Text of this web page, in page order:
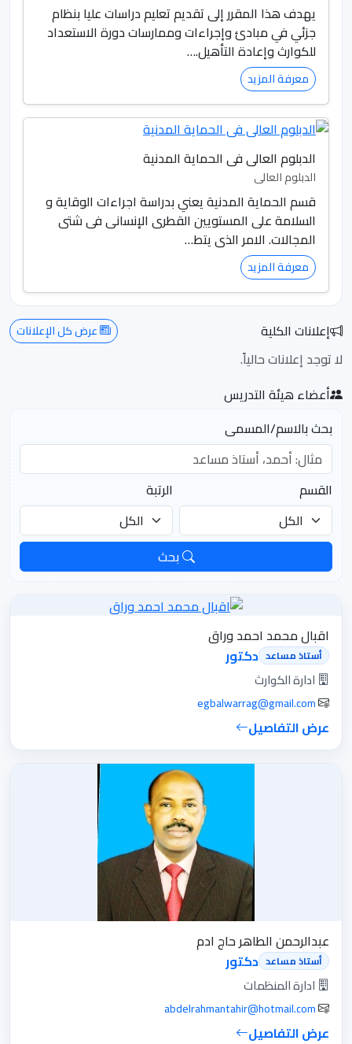
الحماية المدنية والذي يعني
بالسلامة والصحة المهنية. تضم
الكلية نخبة من أعضاء هيئة التدريس
أن من أهم أهداف إنشاء هذه
الكلية هو تهيئة البيئة التعليمية
المتميزة و الجاذبة للاساتذة و
و مهنيا و اخلاقيا ، ترقية قدرات
الطلاب البحثية ، الابداعية ، القيادية و
التدريس و الكوادر المساعدة ،
بالاضافة الي تبنى برامج بحثية
استشارية تطبيقية تلبى متطلبات
درجة الدبلوم العالي فى 2 تخصص ،
كما أنه متاح إضافة دبلومات
تخصصية ومهنية و تخصصات جديدة
لبرنامجي الماجستير والدكتوراه.
والاستشارات في تخصصت الكلية
في المؤسسات والمنظمات
التطبيقية والتوعوية في المجتمع.
وختاما نؤكد التزام كلية علوم البيئة
بجودة التدريس والبحث العلمي
وخدمة المجتمع وذلك لاعداد
الخريجين المتميزين الذين سيسهمون
في تقدم وتطور السودان .
ولكم الشكر
يهدف هذا المقرر إلى تقديم تعليم دراسات عليا بنظام
جزئي في مبادئ وإجراءات وممارسات دورة الاستعداد
للكوارث وإعادة التأهيل.…
معرفة المزيد
الدبلوم العالى فى الحماية المدنية
الدبلوم العالى
قسم الحماية المدنية يعني بدراسة اجراءات الوقاية و
السلامة على المستويين القطرى الإنسانى فى شتى
المجالات. الامر الذى يتط…
معرفة المزيد
إعلانات الكلية عرض كل الإعلانات
لا توجد إعلانات حالياً.
أعضاء هيئة التدريس
بحث بالاسم/المسمى
القسم الرتبة
بحث
اقبال محمد احمد وراق
أستاذ مساعد دكتور
ادارة الكوارث
egbalwarrag@gmail.com
عرض التفاصيل
عبدالرحمن الطاهر حاج ادم
أستاذ مساعد دكتور
ادارة المنظمات
abdelrahmantahir@hotmail.com
عرض التفاصيل